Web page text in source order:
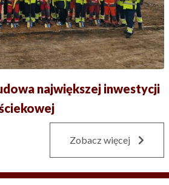
największej inwestycji
Zobacz więcej